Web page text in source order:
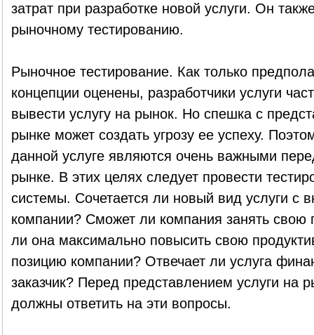
затрат при разработке новой услуги. Он
рыночному тестированию.
Рыночное тестирование. Как только
концепции оценены, разработчики услуги
вывести услугу на рынок. Но спешка с
рынке может создать угрозу ее успеху.
данной услуге являются очень важными
рынке. В этих целях следует провести
системы. Сочетается ли новый вид услуги с
компании? Сможет ли компания занять
ли она максимально повысить свою
позицию компании? Отвечает ли услуга
заказчик? Перед представлением услуги на
должны ответить на эти вопросы.